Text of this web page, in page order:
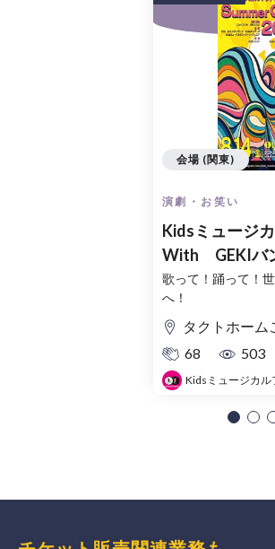
演劇・お笑い
Kidsミュージ
With GEKIバ
サートLIVE
歌って！踊って！
へ！
タクトホームこもれび
68
503
Kidsミュージカル
会場 (関東)